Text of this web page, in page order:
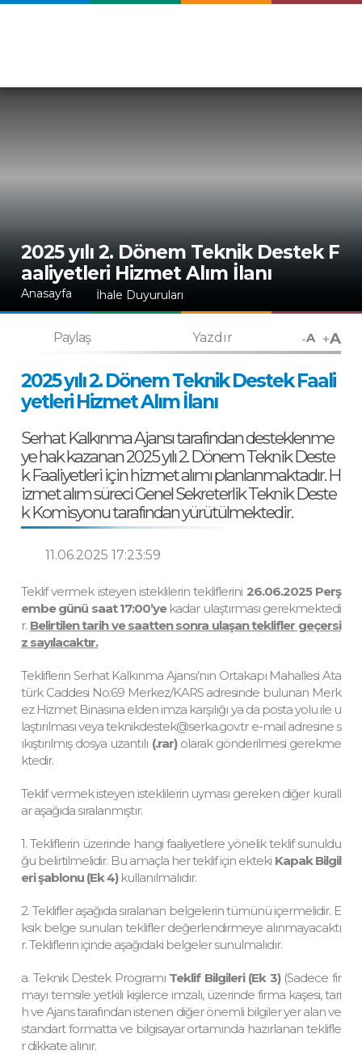
2025 yılı 2. Dönem Teknik Destek F
aaliyetleri Hizmet Alım İlanı
Anasayfa İhale Duyuruları
Paylaş Yazdır -A +A
2025 yılı 2. Dönem Teknik Destek Faali
yetleri Hizmet Alım İlanı
Serhat Kalkınma Ajansı tarafından desteklenme
ye hak kazanan 2025 yılı 2. Dönem Teknik Deste
k Faaliyetleri için hizmet alımı planlanmaktadır. H
izmet alım süreci Genel Sekreterlik Teknik Deste
k Komisyonu tarafından yürütülmektedir.
11.06.2025 17:23:59
Teklif vermek isteyen isteklilerin tekliflerini 26.06.2025 Perş
embe günü saat 17:00’yekadar ulaştırması gerekmektedi
r. Belirtilen tarih ve saatten sonra ulaşan teklifler geçersi
z sayılacaktır.
Tekliflerin Serhat Kalkınma Ajansı’nın Ortakapı Mahallesi Ata
türk Caddesi No:69 Merkez/KARS adresinde bulunan Merk
ez Hizmet Binasına elden imza karşılığı ya da posta yolu ile u
laştırılması veyateknikdestek@serka.gov.tre-mail adresine s
ıkıştırılmış dosya uzantılı (.rar)olarak gönderilmesi gerekme
ktedir.
Teklif vermek isteyen isteklilerin uyması gereken diğer kurall
ar aşağıda sıralanmıştır.
1. Tekliflerin üzerinde hangi faaliyetlere yönelik teklif sunuldu
ğu belirtilmelidir. Bu amaçla her teklif için ekteki Kapak Bilgil
eri şablonu (Ek 4)kullanılmalıdır.
2. Teklifler aşağıda sıralanan belgelerin tümünü içermelidir. E
ksik belge sunulan teklifler değerlendirmeye alınmayacaktı
r. Tekliflerin içinde aşağıdaki belgeler sunulmalıdır.
a. Teknik Destek Programı Teklif Bilgileri (Ek 3)(Sadece fir
mayı temsile yetkili kişilerce imzalı, üzerinde firma kaşesi, tari
h ve Ajans tarafından istenen diğer önemli bilgiler yer alan ve
standart formatta ve bilgisayar ortamında hazırlanan teklifle
r dikkate alınır.